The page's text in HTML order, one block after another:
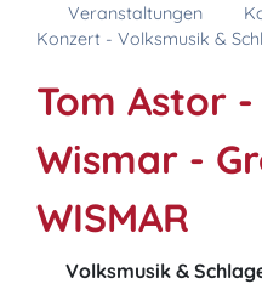
Veranstaltungen
Konzert - Volksmusik &
Tom Astor
Wismar -
WISMAR
Volksmusik &